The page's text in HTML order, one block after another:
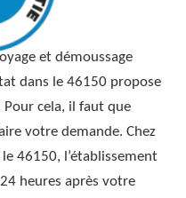
et démoussage
dans le 46150 propose
cela, il faut que
votre demande. Chez
46150, l’établissement
heures après votre